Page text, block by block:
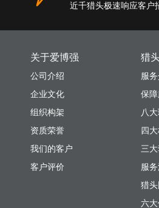
近千猎头极速响应客户
关于爱博强
公司介绍
企业文化
组织构架
资质荣誉
我们的客户
客户评价
猎
服
保
八
四
三
服
猎头
六